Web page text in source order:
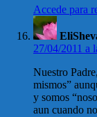
Accede para
27/04/2011 a
Nuestro
mismos”
y somos
aun cuando